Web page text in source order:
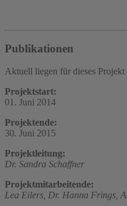
Publikationen
Aktuell liegen für dieses
Projektstart:
01. Juni 2014
Projektende:
30. Juni 2015
Projektleitung:
Dr. Sandra Schaffner
Projektmitarbeitende:
Lea Eilers, Dr. Hanna Frings,